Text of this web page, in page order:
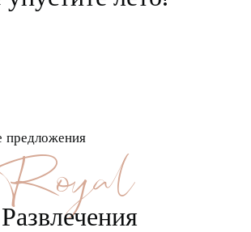
предложения
Royal
Развлечения